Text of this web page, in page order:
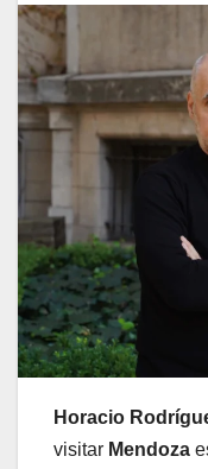
Horacio
visitar Mendoza